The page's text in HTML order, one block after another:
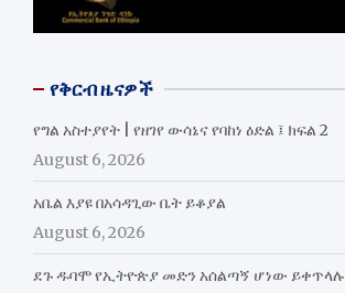
የቅርብ ዜናዎች
የግል አስተያየት | የዘገየ ውሳኔና የባከነ ዕድል ፤ ክፍል 2
August 6, 2026
አቤል እያዩ በአሳዳጊው ቤት ይቆያል
August 6, 2026
ደጉ ዱባሞ የኢትዮጵያ መድን አሰልጣኝ ሆነው ይቀጥላሉ